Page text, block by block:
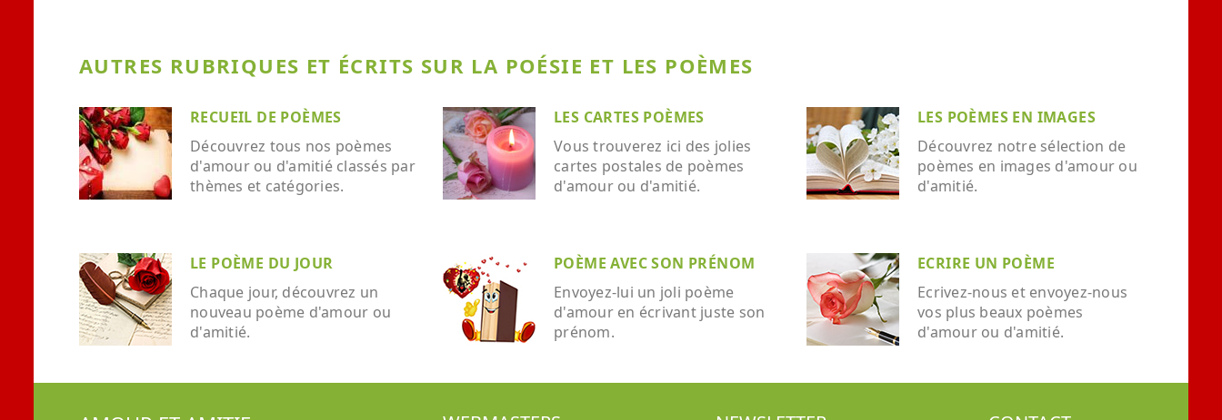
AUTRES RUBRIQUES ET ÉCRITS SUR LA POÉSIE ET LES POÈMES
RECUEIL DE POÈMES
Découvrez tous nos poèmes
d'amour ou d'amitié classés par
thèmes et catégories.
LES CARTES POÈMES
Vous trouverez ici des jolies
cartes postales de poèmes
d'amour ou d'amitié.
LES POÈMES EN IMAGES
Découvrez notre sélection de
poèmes en images d'amour ou
d'amitié.
LE POÈME DU JOUR
Chaque jour, découvrez un
nouveau poème d'amour ou
d'amitié.
POÈME AVEC SON PRÉNOM
Envoyez-lui un joli poème
d'amour en écrivant juste son
prénom.
ECRIRE UN POÈME
Ecrivez-nous et envoyez-nous
vos plus beaux poèmes
d'amour ou d'amitié.